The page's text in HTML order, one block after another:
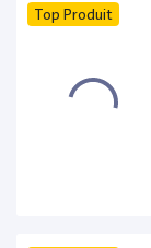
Top Produit